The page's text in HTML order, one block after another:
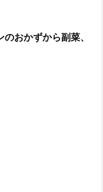
おかずから副菜、